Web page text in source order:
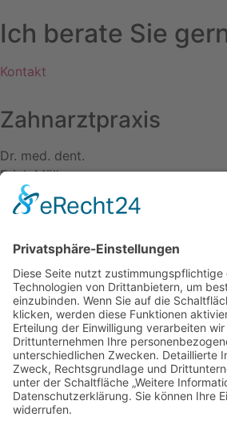
Ich berate Sie
Kontakt
Zahnarztpraxis
Dr. med. dent.
Erich Müller
Kontakt
und Information
Adresse:Webergasse 30,
Tel:0611 37 12 12
E-Mail:praxis.mueller.doc@t-
Praxis
und Telefonische